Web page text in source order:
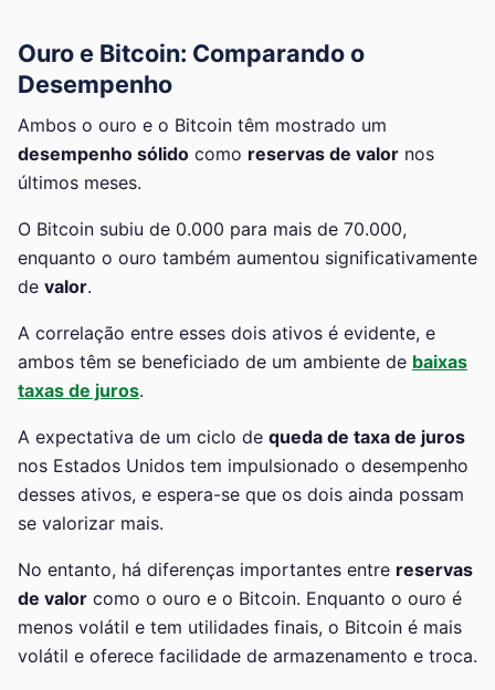
Ouro e Bitcoin: Comparando o
Desempenho
Ambos o ouro e o Bitcoin têm mostrado um
desempenho sólido como reservas de valor nos
últimos meses.
O Bitcoin subiu de 0.000 para mais de 70.000,
enquanto o ouro também aumentou significativamente
de valor.
A correlação entre esses dois ativos é evidente, e
ambos têm se beneficiado de um ambiente de baixas
taxas de juros.
A expectativa de um ciclo de queda de taxa de juros
nos Estados Unidos tem impulsionado o desempenho
desses ativos, e espera-se que os dois ainda possam
se valorizar mais.
No entanto, há diferenças importantes entre reservas
de valor como o ouro e o Bitcoin. Enquanto o ouro é
menos volátil e tem utilidades finais, o Bitcoin é mais
volátil e oferece facilidade de armazenamento e troca.